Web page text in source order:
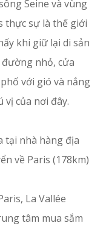
Seine và vùng
thực sự là thế giới
khi giữ lại di sản
nhỏ, cửa
với gió và nắng
của nơi đây.
tại nhà hàng địa
về Paris (178km)
La Vallée
tâm mua sắm